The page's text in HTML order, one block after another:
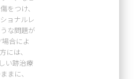
をつけ、
ョナルレ
な問題が
合によ
には、
い跡治療
まに、